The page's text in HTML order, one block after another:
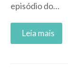
episódio do…